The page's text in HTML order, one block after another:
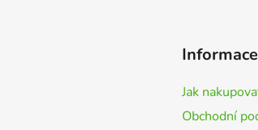
Jak
Obchodní